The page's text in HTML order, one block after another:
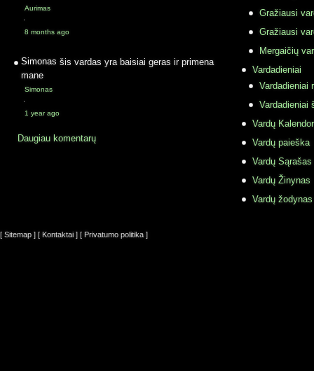
Aurimas
·
8 months ago
Simonas šis vardas yra baisiai geras ir primena
mane
Simonas
·
1 year ago
Daugiau komentarų
Gražiausi
Gražiausi
Mergaičių
Vardadieniai
Vardadieniai
Vardadieniai
Vardų
Vardų paieška
Vardų Sąrašas
Vardų Žinynas
Vardų
[ Sitemap ] [ Kontaktai ] [ Privatumo politika ]